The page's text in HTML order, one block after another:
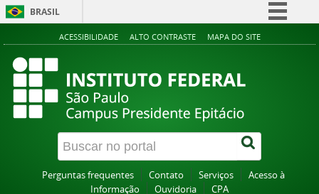
BRASIL
Simplifique!
Participe
Legislação
ACESSIBILIDADE ALTO CONTRASTE MAPA DO SITE
Perguntas frequentes Contato Serviços
Acesso à
Informação
Ouvidoria CPA